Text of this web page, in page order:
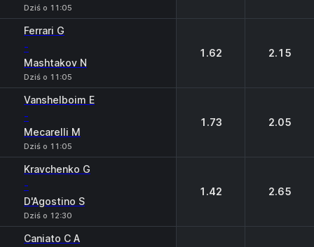
Dziś o 11:05
Ferrari G
-
Mashtakov N
Dziś o 11:05
1.62 2.15
Vanshelboim E
-
Mecarelli M
Dziś o 11:05
1.73 2.05
Kravchenko G
-
D'Agostino S
Dziś o 12:30
1.42 2.65
Caniato C A